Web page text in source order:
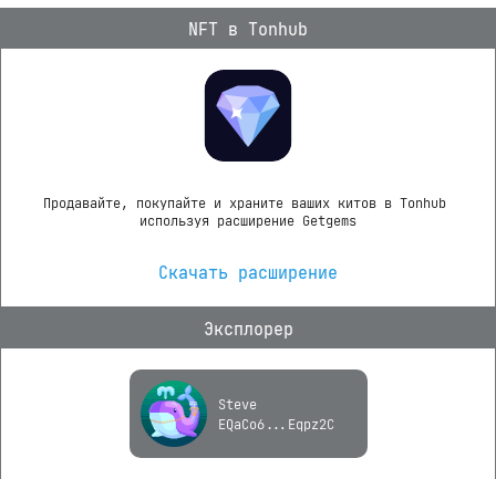
NFT в Tonhub
Продавайте, покупайте и храните ваших китов в Tonhub
используя расширение Getgems
Скачать расширение
Эксплорер
Steve
EQaCo6...Eqpz2C